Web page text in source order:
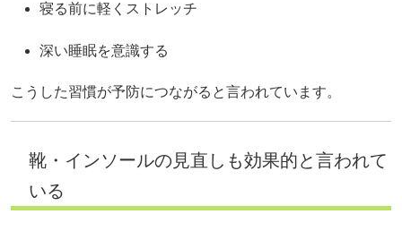
寝る前に軽くストレッチ
深い睡眠を意識する
こうした習慣が予防につながると言われています。
靴・インソールの見直しも効果的と言われて
いる